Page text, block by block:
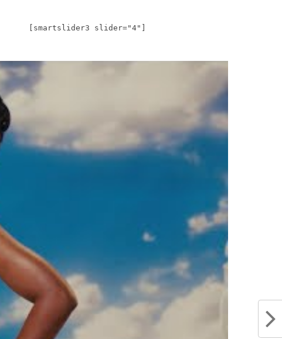
[smartslider3 slider="4"]